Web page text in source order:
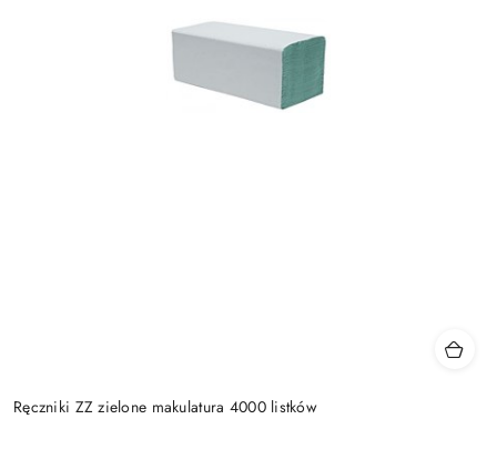
Ręczniki ZZ zielone makulatura 4000 listków